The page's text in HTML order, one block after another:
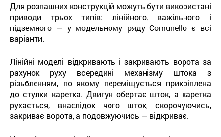
Для розпашних конструкцій можуть бути використані
приводи трьох типів: лінійного, важільного і
підземного — у модельному ряду Comunello є всі
варіанти.
Лінійні моделі відкривають і закривають ворота за
рахунок руху всередині механізму штока з
різьбленням, по якому переміщується прикріплена
до стулки каретка. Двигун обертає шток, а каретка
рухається, внаслідок чого шток, скорочуючись,
закриває ворота, а подовжуючись — відкриває.